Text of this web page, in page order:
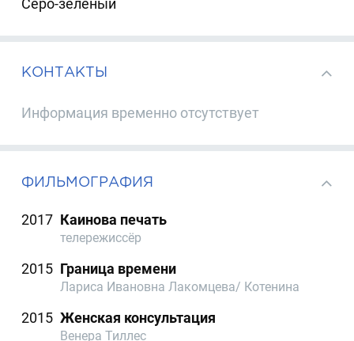
Серо-зеленый
КОНТАКТЫ
Информация временно отсутствует
ФИЛЬМОГРАФИЯ
2017 Каинова печать
телережиссёр
2015 Граница времени
Лариса Ивановна Лакомцева/ Котенина
2015 Женская консультация
Венера Тиллес